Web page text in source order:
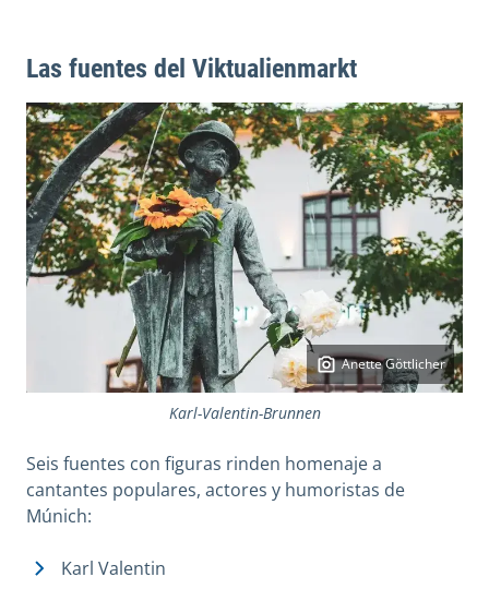
Las fuentes del Viktualienmarkt
Anette Göttlicher
Karl-Valentin-Brunnen
Seis fuentes con figuras rinden homenaje a
cantantes populares, actores y humoristas de
Múnich:
Karl Valentin